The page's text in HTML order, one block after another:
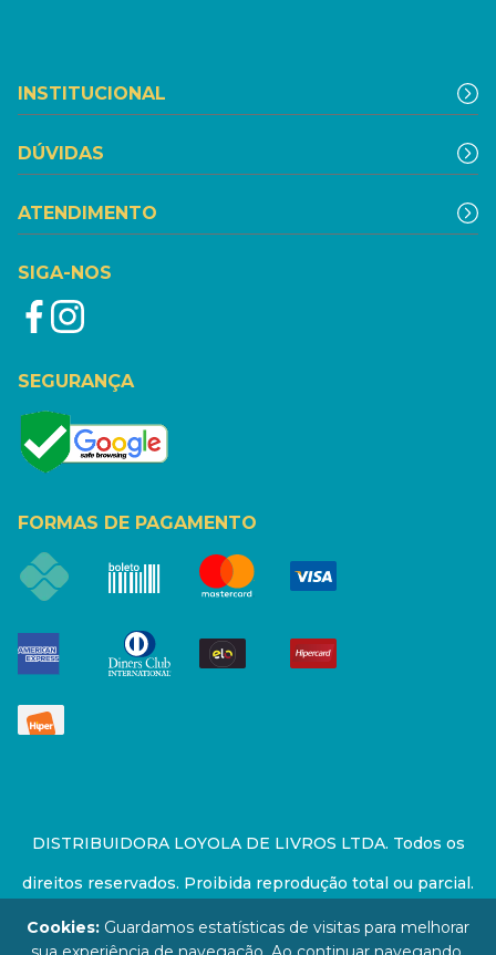
INSTITUCIONAL
DÚVIDAS
ATENDIMENTO
SIGA-NOS
SEGURANÇA
FORMAS DE PAGAMENTO
DISTRIBUIDORA LOYOLA DE LIVROS LTDA. Todos os
direitos reservados. Proibida reprodução total ou parcial.
Preços e estoque sujeito a alterações sem aviso prévio.
Cookies: Guardamos estatísticas de visitas para melhorar